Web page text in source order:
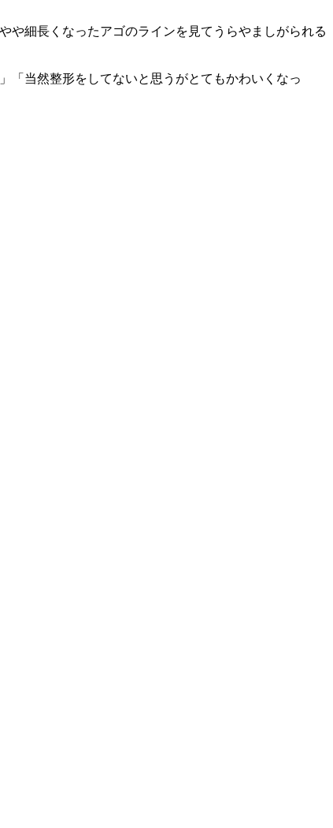
や細長くなったアゴのラインを見てうらやましがられる
「当然整形をしてないと思うがとてもかわいくなっ